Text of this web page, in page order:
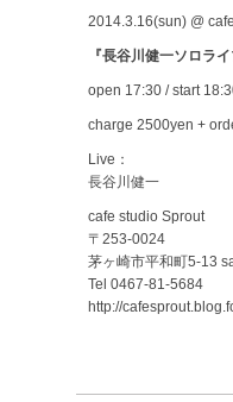
2014.3.16(sun) @
『長谷川健一ソロライ
open 17:30 / start
charge 2500yen +
Live：
長谷川健一
cafe studio Sprout
〒253-0024
茅ヶ崎市平和町5-13
Tel 0467-81-5684
http://